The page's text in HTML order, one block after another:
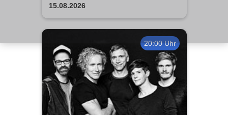
oder?
15.08.2026
20:00 Uhr